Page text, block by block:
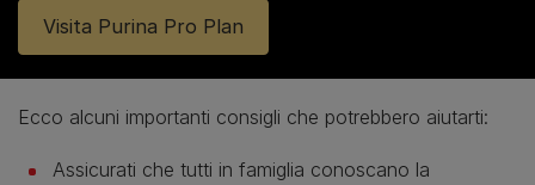
Visita Purina Pro Plan
Ecco alcuni importanti consigli che potrebbero aiutarti:
Assicurati che tutti in famiglia conoscano la